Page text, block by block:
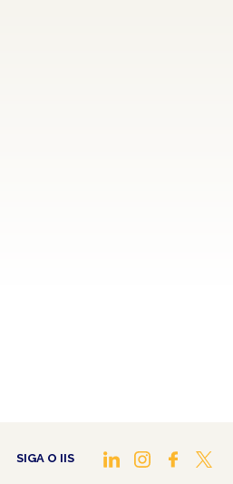
SIGA O IIS